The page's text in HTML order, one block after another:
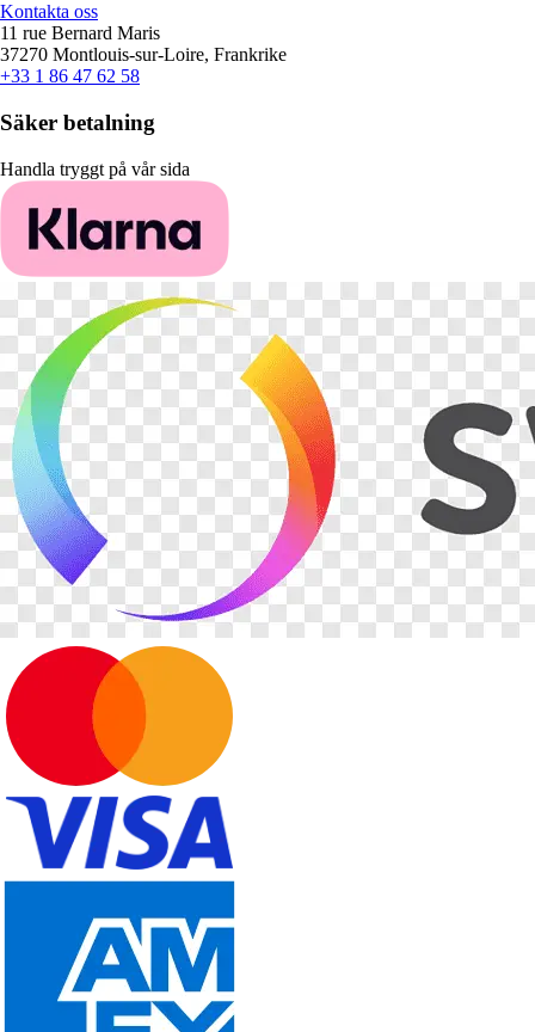
Kontakta oss
11 rue Bernard Maris
37270 Montlouis-sur-Loire, Frankrike
+33 1 86 47 62 58
Säker betalning
Handla tryggt på vår sida